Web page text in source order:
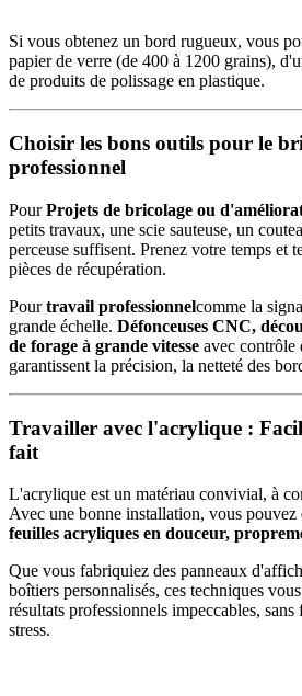
Si vous obtenez un bord rugueux, vous
papier de verre (de 400 à 1200 grains),
de produits de polissage en plastique.
Choisir les bons outils pour le
professionnel
PourProjets de bricolage ou
petits travaux, une scie sauteuse, un
perceuse suffisent. Prenez votre temps et
pièces de récupération.
Pourtravail professionnelcomme la
grande échelle. Défonceuses CNC,
de forage à grande vitesse avec contrôle
garantissent la précision, la netteté des
Travailler avec l'acrylique :
fait
L'acrylique est un matériau convivial, à
Avec une bonne installation, vous pouvez
feuilles acryliques en douceur,
Que vous fabriquiez des panneaux
boîtiers personnalisés, ces techniques
résultats professionnels impeccables, sans
stress.